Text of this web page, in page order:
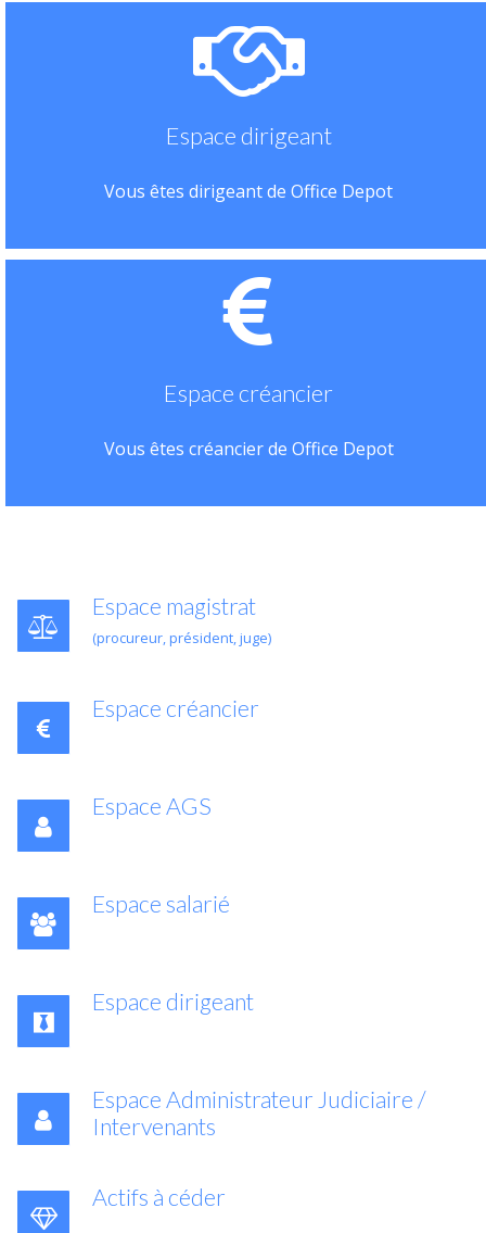
Espace dirigeant
Vous êtes dirigeant de Office Depot
Espace créancier
Vous êtes créancier de Office Depot
Espace magistrat
(procureur, président, juge)
Espace créancier
Espace AGS
Espace salarié
Espace dirigeant
Espace Administrateur Judiciaire /
Intervenants
Actifs à céder